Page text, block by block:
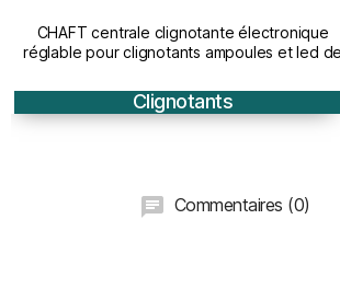
CHAFT centrale clignotante spéciale SUZUKI
pour clignotants LED et ampoule de moto -
Clignotants
Commentaires (0)